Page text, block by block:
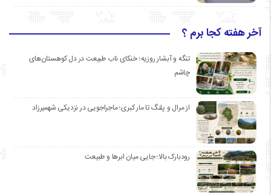
آخر هفته کجا برم ؟
تنگه و آبشار روزیه؛ خنکای ناب طبیعت در دل کوهستان‌های
چاشم
از مرال و پلنگ تا مار کبری؛ ماجراجویی در نزدیکی شهمیرزاد
رودبارک بالا؛ جایی میان ابرها و طبیعت